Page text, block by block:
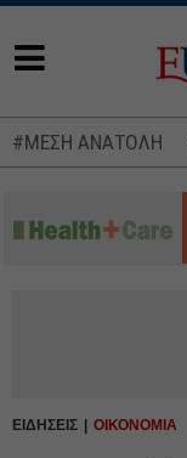
#ΜΕΣΗ ΑΝΑΤΟΛΗ
ΕΙΔΗΣΕΙΣ ΟΙΚΟΝΟΜΙΑ